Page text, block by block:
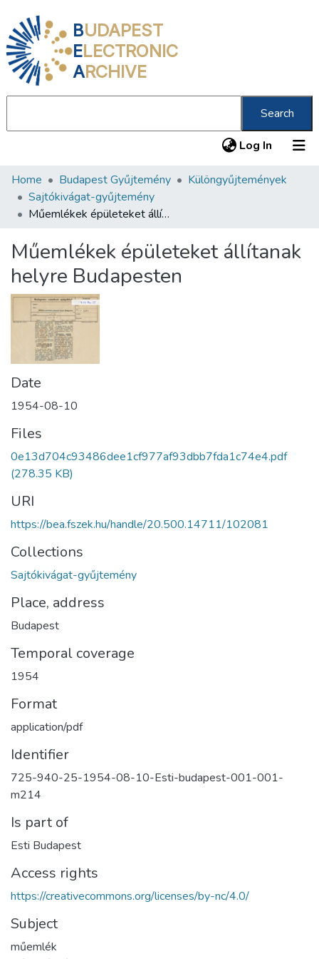
BUDAPEST
ELECTRONIC
ARCHIVE
Search
Log In (current)
Communities & Collections
All of DSpace
About us
Home Budapest Gyűjtemény
Különgyűjtemények
Sajtókivágat-gyűjtemény
Műemlékek épületeket állítanak helyre Budapesten
Műemlékek épületeket állítanak
helyre Budapesten
Date
1954-08-10
Files
0e13d704c93486dee1cf977af93dbb7fda1c74e4.pdf
(278.35 KB)
URI
https://bea.fszek.hu/handle/20.500.14711/102081
Collections
Sajtókivágat-gyűjtemény
Place, address
Budapest
Temporal coverage
1954
Format
application/pdf
Identifier
725-940-25-1954-08-10-Esti-budapest-001-001-
m214
Is part of
Esti Budapest
Access rights
https://creativecommons.org/licenses/by-nc/4.0/
Subject
műemlék